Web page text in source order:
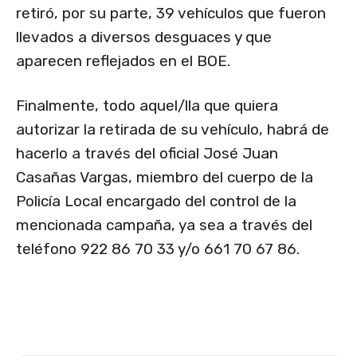
retiró, por su parte, 39 vehículos que fueron
llevados a diversos desguaces y que
aparecen reflejados en el BOE.
Finalmente, todo aquel/lla que quiera
autorizar la retirada de su vehículo, habrá de
hacerlo a través del oficial José Juan
Casañas Vargas, miembro del cuerpo de la
Policía Local encargado del control de la
mencionada campaña, ya sea a través del
teléfono 922 86 70 33 y/o 661 70 67 86.